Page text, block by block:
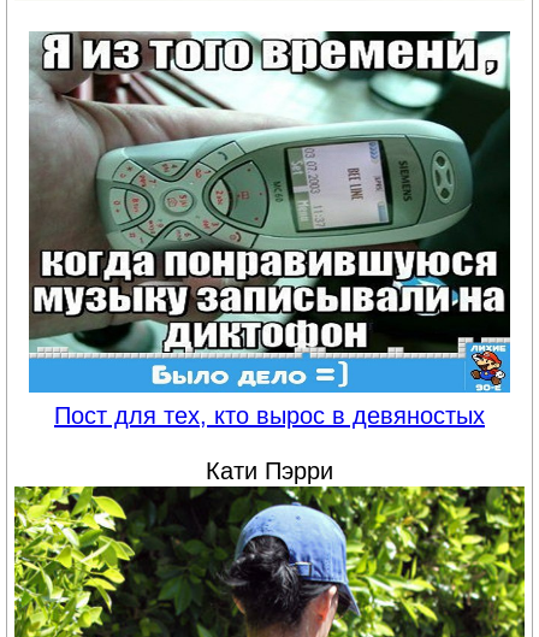
Пост для тех, кто вырос в девяностых
Кати Пэрри